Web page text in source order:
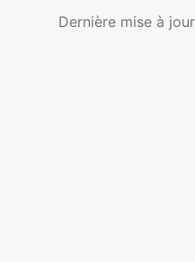
Dernière mise à